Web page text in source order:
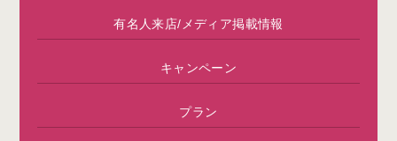
有名人来店/メディア掲載情報
キャンペーン
プラン